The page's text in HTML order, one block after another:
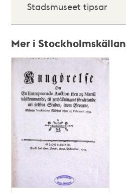
Stadsmuseet tipsar
Mer i Stockholmskällan
Relaterade
poster
och
teman